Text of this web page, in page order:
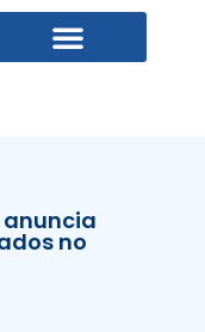
anuncia
no